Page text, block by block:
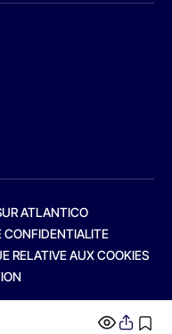
ATLANTICO
CONFIDENTIALITE
RELATIVE AUX COOKIES